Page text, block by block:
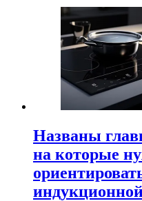
Названы
на которые